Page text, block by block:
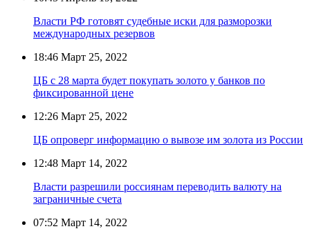
Власти РФ готовят судебные иски для разморозки
международных резервов
18:46 Март 25, 2022
ЦБ с 28 марта будет покупать золото у банков по
фиксированной цене
12:26 Март 25, 2022
ЦБ опроверг информацию о вывозе им золота из России
12:48 Март 14, 2022
Власти разрешили россиянам переводить валюту на
заграничные счета
07:52 Март 14, 2022